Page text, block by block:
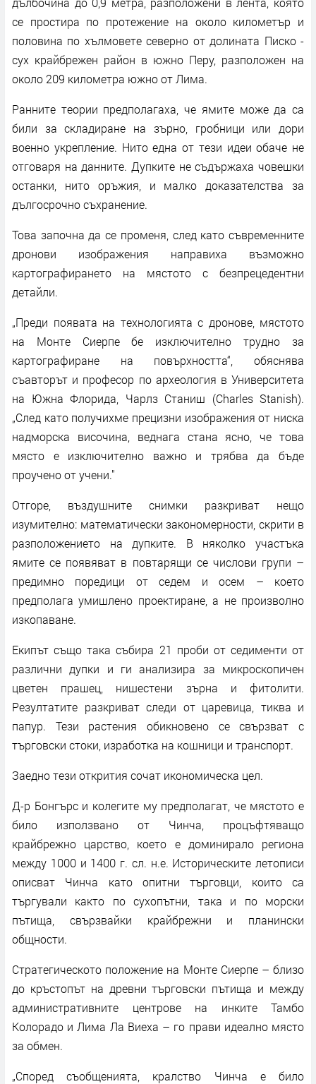
се простира по протежение на около километър и
половина по хълмовете северно от долината Писко -
сух крайбрежен район в южно Перу, разположен на
около 209 километра южно от Лима.
Ранните теории предполагаха, че ямите може да са
били за складиране на зърно, гробници или дори
военно укрепление. Нито една от тези идеи обаче не
отговаря на данните. Дупките не съдържаха човешки
останки, нито оръжия, и малко доказателства за
дългосрочно съхранение.
Това започна да се променя, след като съвременните
дронови изображения направиха възможно
картографирането на мястото с безпрецедентни
детайли.
„Преди появата на технологията с дронове, мястото
на Монте Сиерпе бе изключително трудно за
картографиране на повърхността“, обяснява
съавторът и професор по археология в Университета
на Южна Флорида, Чарлз Станиш (Charles Stanish).
„След като получихме прецизни изображения от ниска
надморска височина, веднага стана ясно, че това
място е изключително важно и трябва да бъде
проучено от учени."
Отгоре, въздушните снимки разкриват нещо
изумително: математически закономерности, скрити в
разположението на дупките. В няколко участъка
ямите се появяват в повтарящи се числови групи –
предимно поредици от седем и осем – което
предполага умишлено проектиране, а не произволно
изкопаване.
Екипът също така събира 21 проби от седименти от
различни дупки и ги анализира за микроскопичен
цветен прашец, нишестени зърна и фитолити.
Резултатите разкриват следи от царевица, тиква и
папур. Тези растения обикновено се свързват с
търговски стоки, изработка на кошници и транспорт.
Заедно тези открития сочат икономическа цел.
Д-р Бонгърс и колегите му предполагат, че мястото е
било използвано от Чинча, процъфтяващо
крайбрежно царство, което е доминирало региона
между 1000 и 1400 г. сл. н.е. Историческите летописи
описват Чинча като опитни търговци, които са
търгували както по сухопътни, така и по морски
пътища, свързвайки крайбрежни и планински
общности.
Стратегическото положение на Монте Сиерпе – близо
до кръстопът на древни търговски пътища и между
административните центрове на инките Тамбо
Колорадо и Лима Ла Виеха – го прави идеално място
за обмен.
„Според съобщенията, кралство Чинча е било